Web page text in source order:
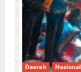
Daerah Nasional